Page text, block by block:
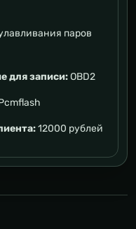
паров
для записи:OBD2
12000 рублей